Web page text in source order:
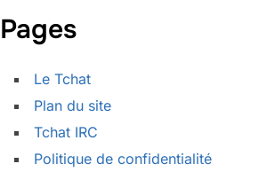
Pages
Le Tchat
Plan du site
Tchat IRC
Politique de confidentialité